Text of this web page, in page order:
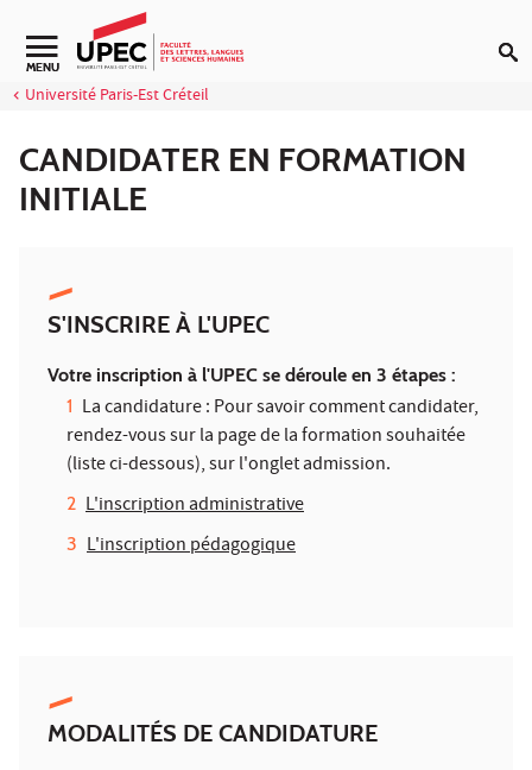
Aller au contenu
Navigation secondaire
MENU
Université Paris-Est Créteil
CANDIDATER EN FORMATION
INITIALE
S'INSCRIRE À L'UPEC
Votre inscription à l'UPEC se déroule en 3 étapes :
La candidature : Pour savoir comment candidater,
rendez-vous sur la page de la formation souhaitée
(liste ci-dessous), sur l'onglet admission.
L'inscription administrative
L'inscription pédagogique
MODALITÉS DE CANDIDATURE